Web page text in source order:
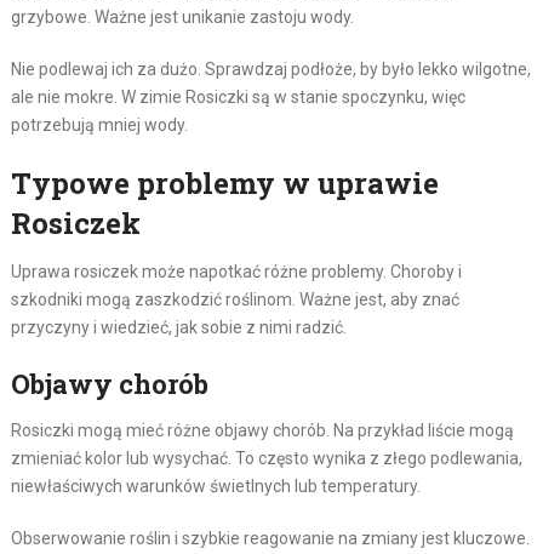
grzybowe. Ważne jest unikanie zastoju wody.
Nie podlewaj ich za dużo. Sprawdzaj podłoże, by było lekko wilgotne,
ale nie mokre. W zimie Rosiczki są w stanie spoczynku, więc
potrzebują mniej wody.
Typowe problemy w uprawie
Rosiczek
Uprawa rosiczek może napotkać różne problemy. Choroby i
szkodniki mogą zaszkodzić roślinom. Ważne jest, aby znać
przyczyny i wiedzieć, jak sobie z nimi radzić.
Objawy chorób
Rosiczki mogą mieć różne objawy chorób. Na przykład liście mogą
zmieniać kolor lub wysychać. To często wynika z złego podlewania,
niewłaściwych warunków świetlnych lub temperatury.
Obserwowanie roślin i szybkie reagowanie na zmiany jest kluczowe.